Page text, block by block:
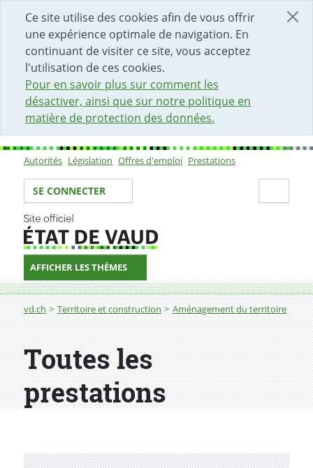
Ce site utilise des cookies afin de vous offrir
une expérience optimale de navigation. En
continuant de visiter ce site, vous acceptez
l'utilisation de ces cookies.
Pour en savoir plus sur comment les
désactiver, ainsi que sur notre politique en
matière de protection des données.
DÉBUT DU CONTENU DE LA PAGE
ACCÈS AU CHAMP DE RECHERCHE
PAGE D'ACCUEIL
FORMULAIRE DE CONTACT
Sous-navigation
Autorités Législation Offres d'emploi Prestations
Votre identité
SE CONNECTER
AFFICHER LES THÈMES
Fil d'Ariane
vd.ch Territoire et construction Aménagement du territoire
Toutes les
prestations